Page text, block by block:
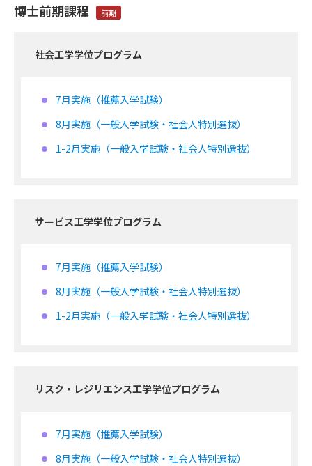
博士前期課程 前期
社会工学学位プログラム
7月実施（推薦入学試験）
8月実施（一般入学試験・社会人特別選抜）
1-2月実施（一般入学試験・社会人特別選抜）
サービス工学学位プログラム
7月実施（推薦入学試験）
8月実施（一般入学試験・社会人特別選抜）
1-2月実施（一般入学試験・社会人特別選抜）
リスク・レジリエンス工学学位プログラム
7月実施（推薦入学試験）
8月実施（一般入学試験・社会人特別選抜）